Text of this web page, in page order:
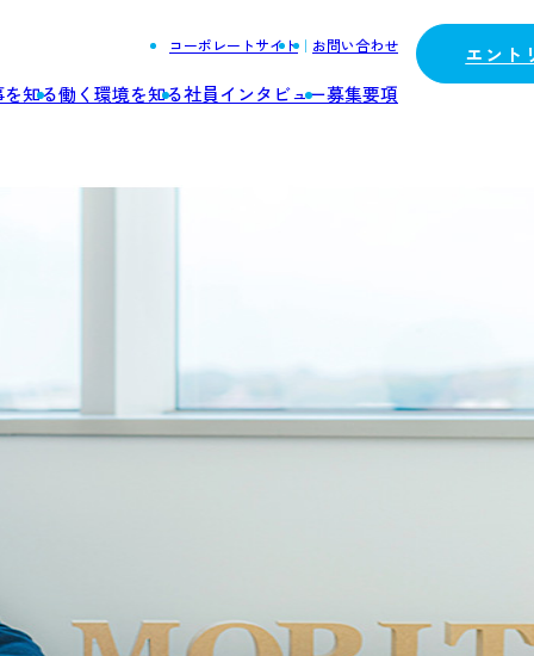
コーポレートサイト｜ お問い合わせ
知る働く環境を知る社員インタビュー募集要項
エント